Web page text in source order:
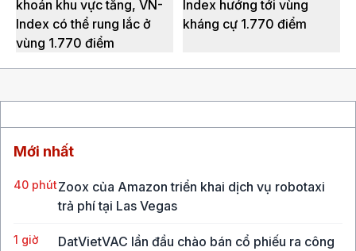
khoán khu vực tăng, VN-
Index có thể rung lắc ở
vùng 1.770 điểm
Index hướng tới vùng
kháng cự 1.770 điểm
Mới nhất
40 phútZoox của Amazon triển khai dịch vụ robotaxi
trả phí tại Las Vegas
1 giờ
DatVietVAC lần đầu chào bán cổ phiếu ra công